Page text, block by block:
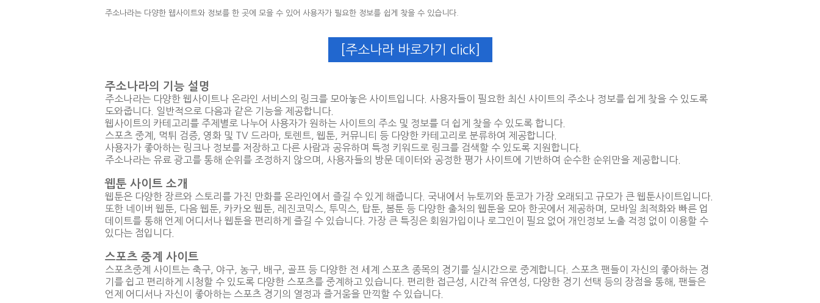
주소나라는 다양한 웹사이트와 정보를 한 곳에 모을 수 있어 사용자가 필요한 정보를 쉽게 찾을 수 있습니다.
[주소나라 바로가기 click]
주소나라의 기능 설명
주소나라는 다양한 웹사이트나 온라인 서비스의 링크를 모아놓은 사이트입니다. 사용자들이 필요한 최신 사이트의 주소나 정보를 쉽게 찾을 수 있도록
도와줍니다. 일반적으로 다음과 같은 기능을 제공합니다.
웹사이트의 카테고리를 주제별로 나누어 사용자가 원하는 사이트의 주소 및 정보를 더 쉽게 찾을 수 있도록 합니다.
스포츠 중계, 먹튀 검증, 영화 및 TV 드라마, 토렌트, 웹툰, 커뮤니티 등 다양한 카테고리로 분류하여 제공합니다.
사용자가 좋아하는 링크나 정보를 저장하고 다른 사람과 공유하며 특정 키워드로 링크를 검색할 수 있도록 지원합니다.
주소나라는 유료 광고를 통해 순위를 조정하지 않으며, 사용자들의 방문 데이터와 공정한 평가 사이트에 기반하여 순수한 순위만을 제공합니다.
웹툰 사이트 소개
웹툰은 다양한 장르와 스토리를 가진 만화를 온라인에서 즐길 수 있게 해줍니다. 국내에서 뉴토끼와 툰코가 가장 오래되고 규모가 큰 웹툰사이트입니다.
또한 네이버 웹툰, 다음 웹툰, 카카오 웹툰, 레진코믹스, 투믹스, 탑툰, 봄툰 등 다양한 출처의 웹툰을 모아 한곳에서 제공하며, 모바일 최적화와 빠른 업
데이트를 통해 언제 어디서나 웹툰을 편리하게 즐길 수 있습니다. 가장 큰 특징은 회원가입이나 로그인이 필요 없어 개인정보 노출 걱정 없이 이용할 수
있다는 점입니다.
스포츠 중계 사이트
스포츠중계 사이트는 축구, 야구, 농구, 배구, 골프 등 다양한 전 세계 스포츠 종목의 경기를 실시간으로 중계합니다. 스포츠 팬들이 자신의 좋아하는 경
기를 쉽고 편리하게 시청할 수 있도록 다양한 스포츠를 중계하고 있습니다. 편리한 접근성, 시간적 유연성, 다양한 경기 선택 등의 장점을 통해, 팬들은
언제 어디서나 자신이 좋아하는 스포츠 경기의 열정과 즐거움을 만끽할 수 있습니다.